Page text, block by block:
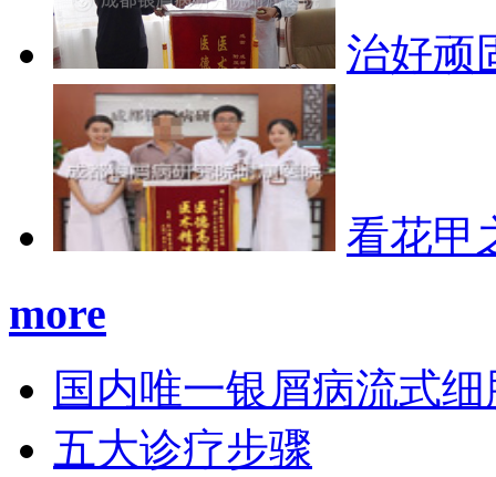
治好顽
看花甲
more
国内唯一银屑病流式
五大诊疗步骤